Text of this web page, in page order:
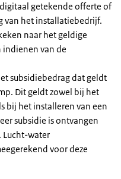
getekende offerte of
van het installatiebedrijf.
naar het geldige
indienen van de
subsidiebedrag dat geldt
Dit geldt zowel bij het
bij het installeren van een
subsidie is ontvangen
Lucht-water
voor deze